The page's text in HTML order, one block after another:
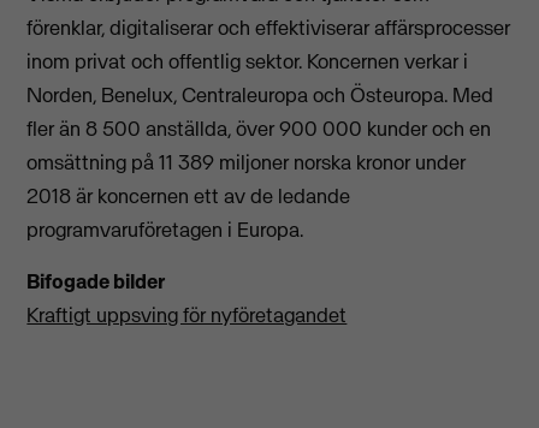
förenklar, digitaliserar och effektiviserar affärsprocesser
inom privat och offentlig sektor. Koncernen verkar i
Norden, Benelux, Centraleuropa och Östeuropa. Med
fler än 8 500 anställda, över 900 000 kunder och en
omsättning på 11 389 miljoner norska kronor under
2018 är koncernen ett av de ledande
programvaruföretagen i Europa.
Bifogade bilder
Kraftigt uppsving för nyföretagandet